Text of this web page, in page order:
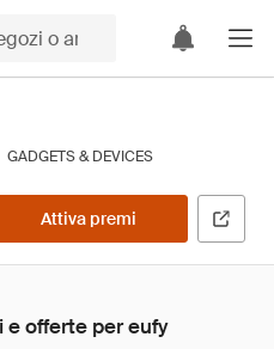
GADGETS & DEVICES
Attiva premi
e offerte per eufy